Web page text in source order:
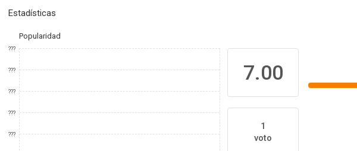
Estadísticas
Popularidad
???
???
???
???
???
7.00
1
voto